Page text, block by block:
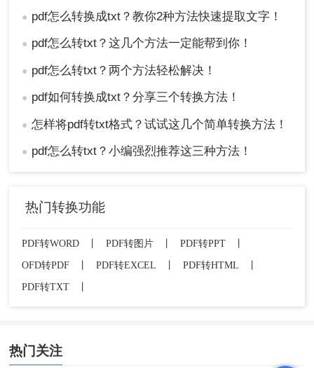
● pdf怎么转换成txt？教你2种方法快速提取文字！
● pdf怎么转txt？这几个方法一定能帮到你！
● pdf怎么转txt？两个方法轻松解决！
● pdf如何转换成txt？分享三个转换方法！
● 怎样将pdf转txt格式？试试这几个简单转换方法！
● pdf怎么转txt？小编强烈推荐这三种方法！
热门转换功能
PDF转WORD PDF转图片 PDF转PPT
OFD转PDF
PDF转EXCEL PDF转HTML
PDF转TXT
热门关注